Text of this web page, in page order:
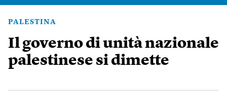
PALESTINA
Il governo di unità nazionale
palestinese si dimette